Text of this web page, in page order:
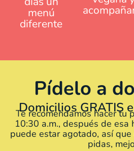
menú
diferente
Pídelo a
Domicilios GRATIS
Te recomendamos hacer tu
10:30 a.m., después de esa
puede estar agotado, así
pidas,